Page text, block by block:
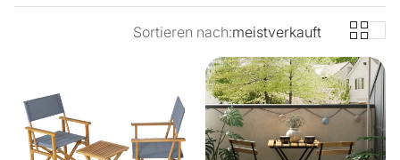
Sortieren nach:meistverkauft